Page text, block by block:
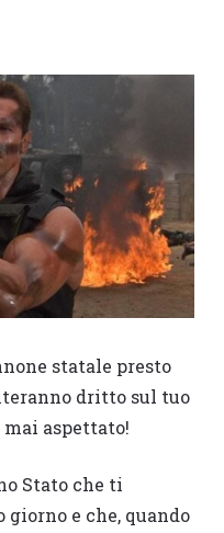
statale presto
dritto sul tuo
mai aspettato!
Stato che ti
giorno e che, quando